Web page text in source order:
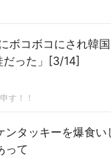
コボコにされ韓
った」[3/14]
す！！
ンタッキーを爆食い
って